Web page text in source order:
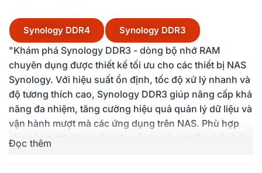
Synology DDR4 Synology DDR3
"Khám phá Synology DDR3 - dòng bộ nhớ RAM
chuyên dụng được thiết kế tối ưu cho các thiết bị NAS
Synology. Với hiệu suất ổn định, tốc độ xử lý nhanh và
độ tương thích cao, Synology DDR3 giúp nâng cấp khả
năng đa nhiệm, tăng cường hiệu quả quản lý dữ liệu và
vận hành mượt mà các ứng dụng trên NAS. Phù hợp
cho cả người dùng cá nhân và doanh nghiệp, bộ nhớ
Đọc thêm